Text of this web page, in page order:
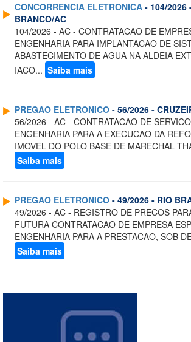
CONCORRENCIA ELETRONICA - 104/2026
BRANCO/AC
104/2026 - AC - CONTRATACAO DE
ENGENHARIA PARA IMPLANTACAO DE
ABASTECIMENTO DE AGUA NA ALDEIA
IACO... Saiba mais
PREGAO ELETRONICO - 56/2026 -
56/2026 - AC - CONTRATACAO DE
ENGENHARIA PARA A EXECUCAO DA
IMOVEL DO POLO BASE DE MARECHAL
Saiba mais
PREGAO ELETRONICO - 49/2026 - RIO
49/2026 - AC - REGISTRO DE PRECOS
FUTURA CONTRATACAO DE EMPRESA
ENGENHARIA PARA A PRESTACAO, SOB
Saiba mais